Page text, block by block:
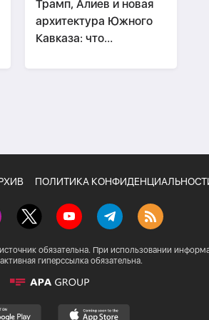
Трамп, Алиев и новая
архитектура Южного
Кавказа: что
года -ВЗГЛЯД
ПОЛИТИКА
обязательна. При использовании
гиперссылка обязательна.